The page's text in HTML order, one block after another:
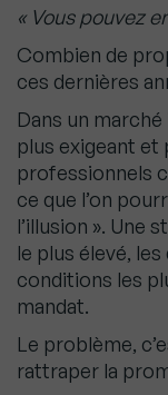
« Vous pouvez
Combien de
ces dernières
Dans un
plus exigeant
professionnels
ce que l’on
l’illusion ». Une
le plus élevé,
conditions les
mandat.
Le problème,
rattraper la